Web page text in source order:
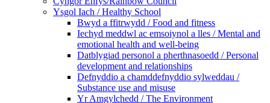
Ysgol Iach / Healthy School
Bwyd a ffitrwydd / Food and fitness
Iechyd meddwl ac emsoiynol a lles / Mental and
emotional health and well-being
Datblygiad personol a pherthnasoedd / Personal
development and relationships
Defnyddio a chamddefnyddio sylweddau /
Substance use and misuse
Yr Amgylchedd / The Environment